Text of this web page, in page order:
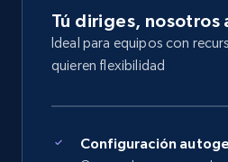
Tú diriges, nosotros
Ideal para equipos con
quieren flexibilidad
Configuración